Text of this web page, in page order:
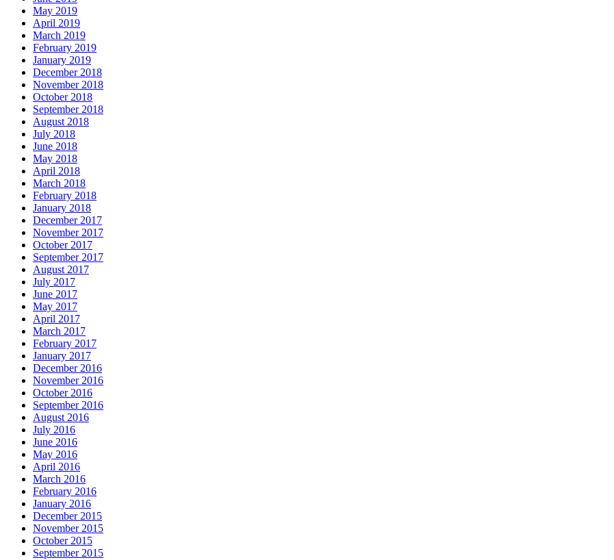
May 2019
April 2019
March 2019
February 2019
January 2019
December 2018
November 2018
October 2018
September 2018
August 2018
July 2018
June 2018
May 2018
April 2018
March 2018
February 2018
January 2018
December 2017
November 2017
October 2017
September 2017
August 2017
July 2017
June 2017
May 2017
April 2017
March 2017
February 2017
January 2017
December 2016
November 2016
October 2016
September 2016
August 2016
July 2016
June 2016
May 2016
April 2016
March 2016
February 2016
January 2016
December 2015
November 2015
October 2015
September 2015